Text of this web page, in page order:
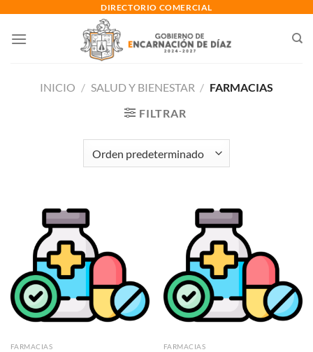
contenido
DIRECTORIO COMERCIAL
INICIO / SALUD Y BIENESTAR / FARMACIAS
FILTRAR
FARMACIAS FARMACIAS